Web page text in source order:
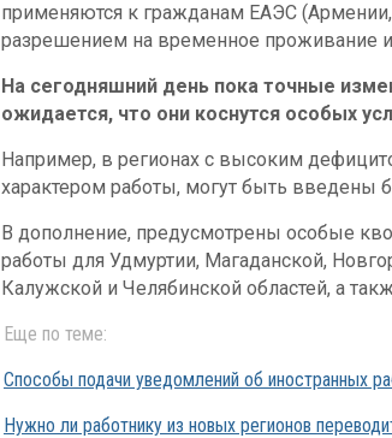
применяются к гражданам ЕАЭС
разрешением на временное проживание
На сегодняшний день пока точные
ожидается, что они коснутся особых
Например, в регионах с высоким
характером работы, могут быть введены
В дополнение, предусмотрены особые
работы для Удмуртии, Магаданской,
Калужской и Челябинской областей, а
Еще по теме:
Способы подачи уведомлений об иностранных
Нужно ли работнику из новых регионов